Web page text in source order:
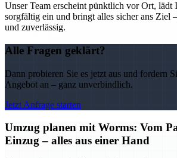
Unser Team erscheint pünktlich vor Ort, lädt
sorgfältig ein und bringt alles sicher ans Ziel
und zuverlässig.
Alle Fragen geklärt?
Dann probieren Sie es jetzt aus und fordern
Angebot an – ganz unverbindlich.
Jetzt Anfrage starten
Umzug planen mit Worms: Vom
Einzug – alles aus einer Hand